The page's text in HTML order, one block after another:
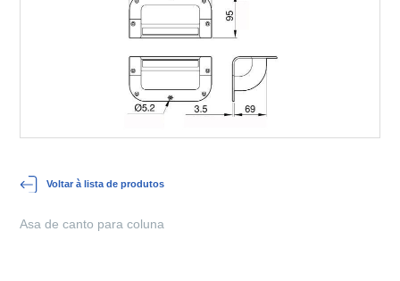
Voltar à lista de produtos
Asa de canto para coluna